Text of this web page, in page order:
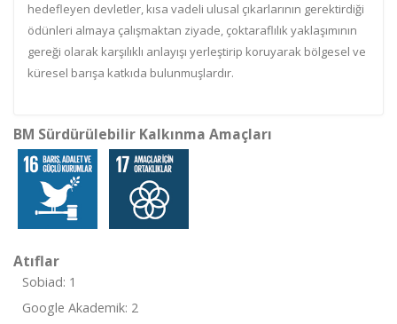
hedefleyen devletler, kısa vadeli ulusal çıkarlarının gerektirdiği
ödünleri almaya çalışmaktan ziyade, çoktaraflılık yaklaşımının
gereği olarak karşılıklı anlayışı yerleştirip koruyarak bölgesel ve
küresel barışa katkıda bulunmuşlardır.
BM Sürdürülebilir Kalkınma Amaçları
Atıflar
Sobiad: 1
Google Akademik: 2